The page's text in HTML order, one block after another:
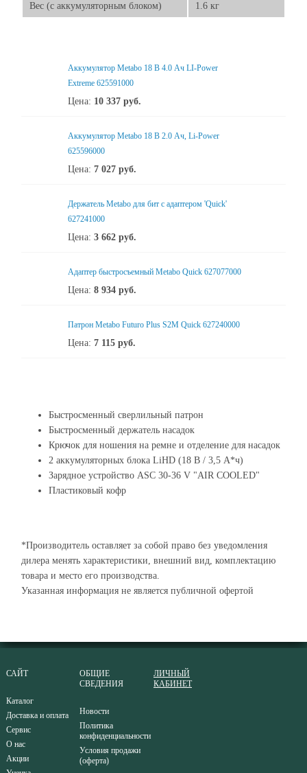
Вес (с аккумуляторным блоком) 1.6 кг
Аккумулятор Metabo 18 В 4.0 Ач LI-Power
Extreme 625591000
Цена: 10 337 руб.
Аккумулятор Metabo 18 В 2.0 Ач, Li-Power
625596000
Цена: 7 027 руб.
Держатель Metabo для бит с адаптером 'Quick'
627241000
Цена: 3 662 руб.
Адаптер быстросъемный Metabo Quick 627077000
Цена: 8 934 руб.
Патрон Metabo Futuro Plus S2M Quick 627240000
Цена: 7 115 руб.
Быстросменный сверлильный патрон
Быстросменный держатель насадок
Крючок для ношения на ремне и отделение для насадок
2 аккумуляторных блока LiHD (18 В / 3,5 А*ч)
Зарядное устройство ASC 30-36 V "AIR COOLED"
Пластиковый кофр
*Производитель оставляет за собой право без уведомления
дилера менять характеристики, внешний вид, комплектацию
товара и место его производства.
Указанная информация не является публичной офертой
САЙТ
Каталог
Доставка и оплата
Сервис
О нас
Акции
ОБЩИЕ
СВЕДЕНИЯ
Новости
Политика
конфиденциальности
Условия продажи
(оферта)
ЛИЧНЫЙ
КАБИНЕТ